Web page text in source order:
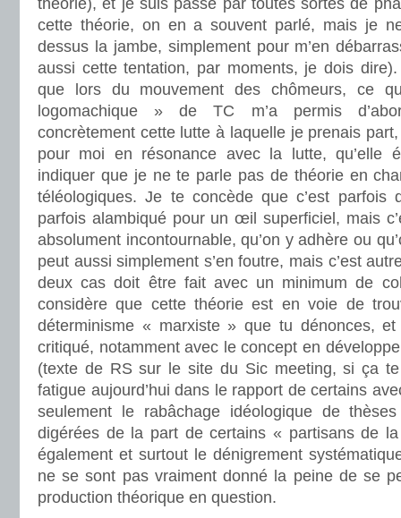
théorie), et je suis passé par toutes sortes de
cette théorie, on en a souvent parlé, mais je
dessus la jambe, simplement pour m’en
aussi cette tentation, par moments, je dois
que lors du mouvement des chômeurs, ce
logomachique » de TC m’a permis
concrètement cette lutte à laquelle je prenais
pour moi en résonance avec la lutte, qu’elle
indiquer que je ne te parle pas de théorie en
téléologiques. Je te concède que c’est
parfois alambiqué pour un œil superficiel, mais
absolument incontournable, qu’on y adhère ou
peut aussi simplement s’en foutre, mais c’est
deux cas doit être fait avec un minimum de
considère que cette théorie est en voie de
déterminisme « marxiste » que tu dénonces,
critiqué, notamment avec le concept en
(texte de RS sur le site du Sic meeting, si ça
fatigue aujourd’hui dans le rapport de certains
seulement le rabâchage idéologique de
digérées de la part de certains « partisans de
également et surtout le dénigrement
ne se sont pas vraiment donné la peine de se
production théorique en question.